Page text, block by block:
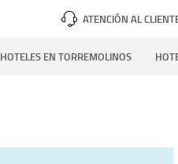
ATENCIÓN AL
HOTELES EN TORREMOLINOS